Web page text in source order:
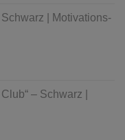
Schwarz | Motivations-
– Schwarz |